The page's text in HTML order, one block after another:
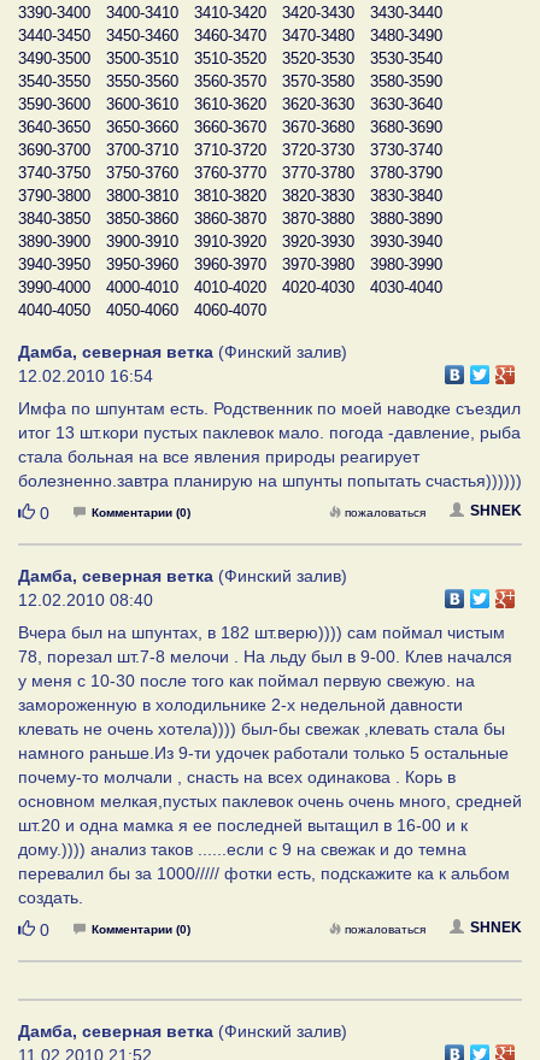
3390-3400
3400-3410 3410-3420 3420-3430
3430-3440
3440-3450
3450-3460 3460-3470 3470-3480
3480-3490
3490-3500
3500-3510 3510-3520 3520-3530
3530-3540
3540-3550
3550-3560 3560-3570 3570-3580
3580-3590
3590-3600
3600-3610 3610-3620 3620-3630
3630-3640
3640-3650
3650-3660 3660-3670 3670-3680
3680-3690
3690-3700
3700-3710 3710-3720 3720-3730
3730-3740
3740-3750
3750-3760 3760-3770 3770-3780
3780-3790
3790-3800
3800-3810 3810-3820 3820-3830
3830-3840
3840-3850
3850-3860 3860-3870 3870-3880
3880-3890
3890-3900
3900-3910 3910-3920 3920-3930
3930-3940
3940-3950
3950-3960 3960-3970 3970-3980
3980-3990
3990-4000
4000-4010 4010-4020 4020-4030
4030-4040
4040-4050
4050-4060 4060-4070
Дамба, северная ветка (Финский залив)
12.02.2010 16:54
Имфа по шпунтам есть. Родственник по моей наводке съездил
итог 13 шт.кори пустых паклевок мало. погода -давление, рыба
стала больная на все явления природы реагирует
болезненно.завтра планирую на шпунты попытать счастья))))))
Нравится
0 Комментарии (0) SHNEK
пожаловаться
Дамба, северная ветка (Финский залив)
12.02.2010 08:40
Вчера был на шпунтах, в 182 шт.верю)))) сам поймал чистым
78, порезал шт.7-8 мелочи . На льду был в 9-00. Клев начался
у меня с 10-30 после того как поймал первую свежую. на
замороженную в холодильнике 2-х недельной давности
клевать не очень хотела)))) был-бы свежак ,клевать стала бы
намного раньше.Из 9-ти удочек работали только 5 остальные
почему-то молчали , снасть на всех одинакова . Корь в
основном мелкая,пустых паклевок очень очень много, средней
шт.20 и одна мамка я ее последней вытащил в 16-00 и к
дому.)))) анализ таков ......если с 9 на свежак и до темна
перевалил бы за 1000///// фотки есть, подскажите ка к альбом
создать.
Нравится
0 Комментарии (0) SHNEK
пожаловаться
Дамба, северная ветка (Финский залив)
11.02.2010 21:52